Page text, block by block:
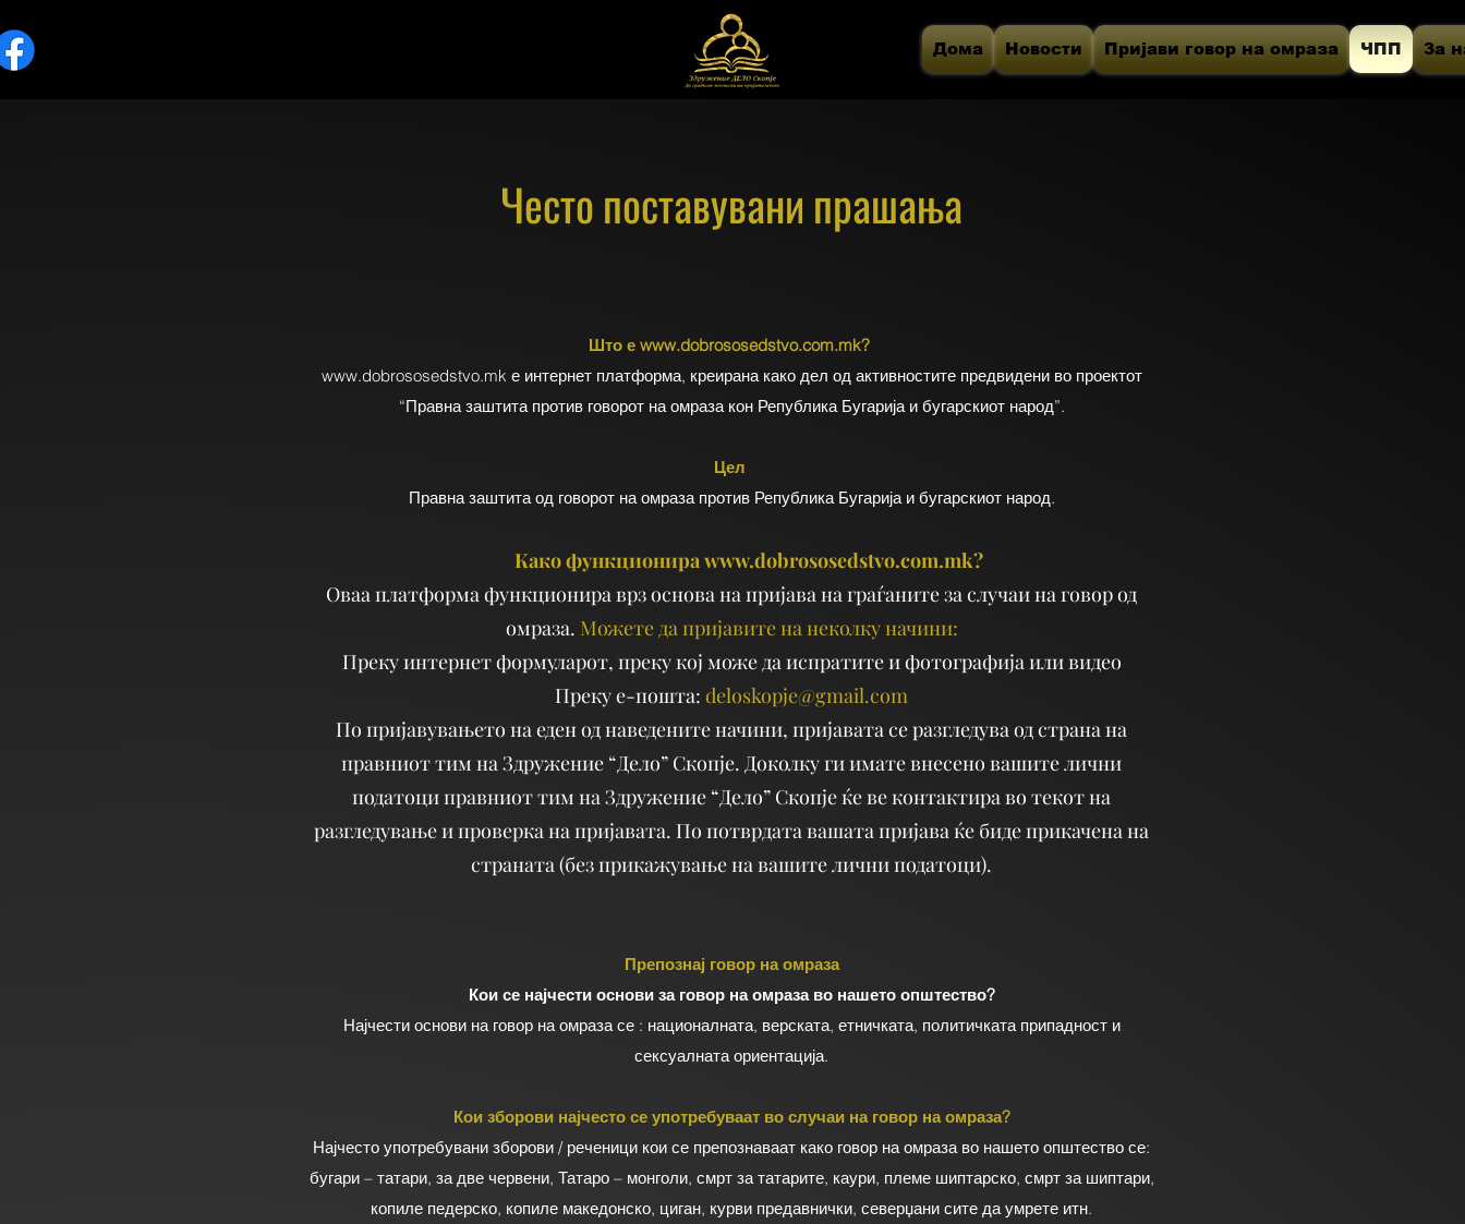
Дома Новости Пријави говор на омраза ЧПП За
Често поставувани прашања
Што е www.dobrososedstvo.com.mk?
www.dobrososedstvo.mk е интернет платформа, креирана како дел од активностите предвидени во проектот
“Правна заштита против говорот на омраза кон Република Бугарија и бугарскиот народ”.
Цел
Правна заштита од говорот на омраза против Република Бугарија и бугарскиот народ.
Како функционираwww.dobrososedstvo.com.mk?
Овaa платформа функционира врз основа на пријава на граѓаните за случаи на говор од
омраза. Можете да пријавите на неколку начини:
Преку интернет формуларот, преку кој може да испратите и фотографија или видео
Преку е-пошта: deloskopje@gmail.com
По пријавувањето на еден од наведените начини, пријавата се разгледува од страна на
правниот тим на Здружение “Дело” Скопје. Доколку ги имате внесено вашите лични
податоци правниот тим на Здружение “Дело” Скопје ќе ве контактира во текот на
разгледување и проверка на пријавата. По потврдата вашата пријава ќе биде прикачена на
страната (без прикажување на вашите лични податоци).
Препознај говор на омраза
Кои се најчести основи за говор на омраза во нашето општество?
Најчести основи на говор на омраза се : националната, верската, етничката, политичката припадност и
сексуалната ориентација.
Кои зборови најчесто се употребуваат во случаи на говор на омраза?
Најчесто употребувани зборови / реченици кои се препознаваат како говор на омраза во нашето општество се:
бугари – татари, за две червени, Татаро – монголи, смрт за татарите, каури, племе шиптарско, смрт за шиптари,
копиле педерско, копиле македонско, циган, курви предавнички, северџани сите да умрете итн.